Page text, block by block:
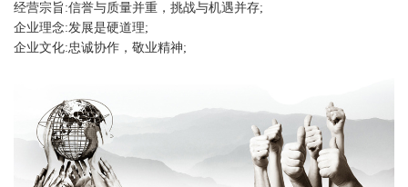
经营宗旨:信誉与质量并重，挑战与机遇并存;
企业理念:发展是硬道理;
企业文化:忠诚协作，敬业精神;